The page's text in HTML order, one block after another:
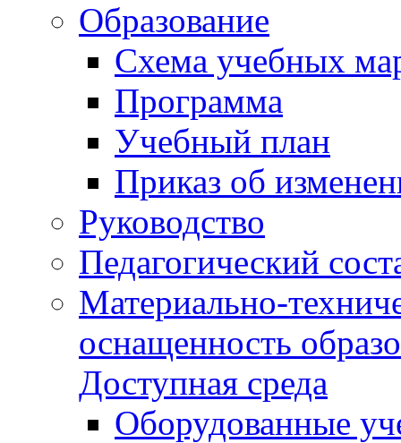
Образование
Схема учебных
Программа
Учебный план
Приказ об
Руководство
Педагогический
Материально-
оснащенность
Доступная среда
Оборудованные